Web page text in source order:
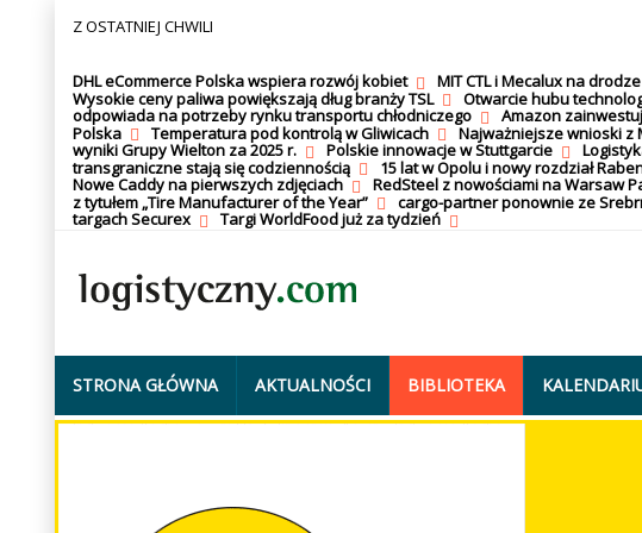
Z OSTATNIEJ CHWILI
DHL eCommerce Polska wspiera rozwój kobiet MIT CTL i Mecalux na
Wysokie ceny paliwa powiększają dług branży TSL
Otwarcie hubu
odpowiada na potrzeby rynku transportu chłodniczego
Amazon
Polska
Temperatura pod kontrolą w Gliwicach Najważniejsze wnioski z
wyniki Grupy Wielton za 2025 r.
Polskie innowacje w Stuttgarcie
transgraniczne stają się codziennością
15 lat w Opolu i nowy rozdział
Nowe Caddy na pierwszych zdjęciach
RedSteel z nowościami na Warsaw
z tytułem „Tire Manufacturer of the Year”
cargo-partner ponownie ze
targach Securex
Targi WorldFood już za tydzień
STRONA GŁÓWNA AKTUALNOŚCI BIBLIOTEKA